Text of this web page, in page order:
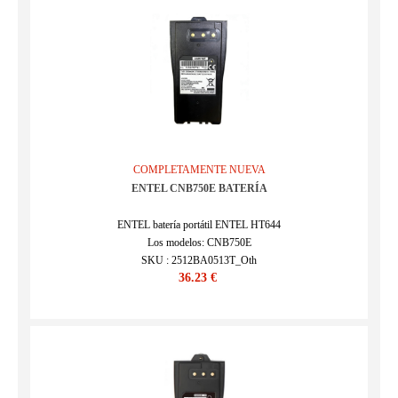
COMPLETAMENTE NUEVA
ENTEL CNB750E BATERÍA
ENTEL batería portátil ENTEL HT644
Los modelos: CNB750E
SKU : 2512BA0513T_Oth
36.23 €